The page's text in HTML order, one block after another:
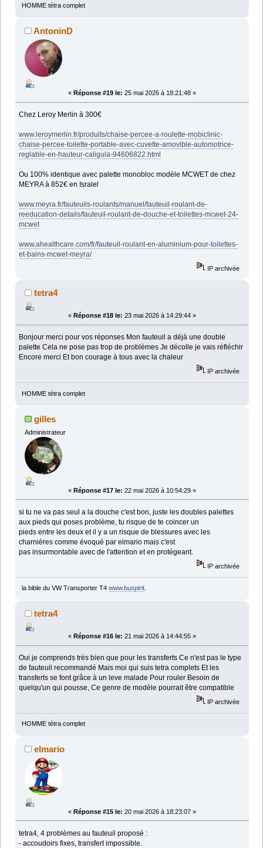
HOMME tétra complet
AntoninD
« Réponse #19 le: 25 mai 2026 à 18:21:48 »
Chez Leroy Merlin à 300€
www.leroymerlin.fr/produits/chaise-percee-a-roulette-mobiclinic-
chaise-percee-toilette-portable-avec-cuvette-amovible-automotrice-
reglable-en-hauteur-caligula-94606822.html
Ou 100% identique avec palette monobloc modèle MCWET de chez
MEYRA à 852€ en Isralel
www.meyra.fr/fauteuils-roulants/manuel/fauteuil-roulant-de-
reeducation-details/fauteuil-roulant-de-douche-et-toilettes-mcwet-24-
mcwet
www.ahealthcare.com/fr/fauteuil-roulant-en-aluminium-pour-toilettes-
et-bains-mcwet-meyra/
IP archivée
tetra4
« Réponse #18 le: 23 mai 2026 à 14:29:44 »
Bonjour merci pour vos réponses Mon fauteuil a déjà une double
palette Cela ne pose pas trop de problèmes Je décolle je vais réfléchir
Encore merci Et bon courage à tous avec la chaleur
IP archivée
HOMME tétra complet
gilles
Administrateur
« Réponse #17 le: 22 mai 2026 à 10:54:29 »
si tu ne va pas seul a la douche c'est bon, juste les doubles palettes
aux pieds qui poses problème, tu risque de te coincer un
pieds entre les deux et il y a un risque de blessures avec les
charnières comme évoqué par elmario mais c'est
pas insurmontable avec de l'attention et en protégeant.
IP archivée
la bible du VW Transporter T4 www.buspirit.
tetra4
« Réponse #16 le: 21 mai 2026 à 14:44:55 »
Oui je comprends très bien que pour les transferts Ce n'est pas le type
de fauteuil recommandé Mais moi qui suis tetra complets Et les
transferts se font grâce à un leve malade Pour rouler Besoin de
quelqu'un qui pousse, Ce genre de modèle pourrait être compatible
IP archivée
HOMME tétra complet
elmario
« Réponse #15 le: 20 mai 2026 à 18:23:07 »
tetra4, 4 problèmes au fauteuil proposé :
- accoudoirs fixes, transfert impossible.